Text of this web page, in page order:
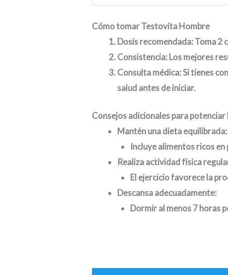
Cómo tomar Testovita Hombre
Dosis recomendada:Toma 2
Consistencia:Los mejores
Consulta médica:Si tienes
salud antes de iniciar.
Consejos adicionales para
Mantén una dieta equilibrada:
Incluye alimentos ricos
Realiza actividad física
El ejercicio favorece la
Descansa adecuadamente:
Dormir al menos 7 horas